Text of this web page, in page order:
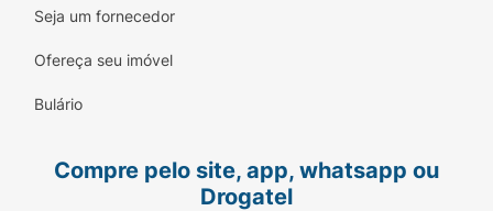
Seja um fornecedor
Ofereça seu imóvel
Bulário
Compre pelo site, app, whatsapp ou
Drogatel